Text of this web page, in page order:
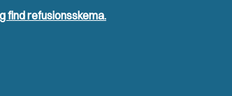
find refusionsskema.